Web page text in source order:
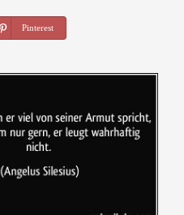
Pinterest